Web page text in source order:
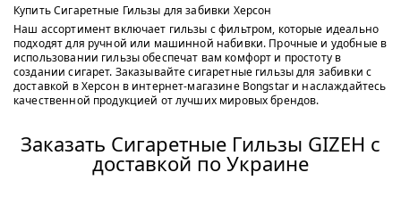
Купить Сигаретные Гильзы для забивки Херсон
Наш ассортимент включает гильзы с фильтром, которые идеально
подходят для ручной или машинной набивки. Прочные и удобные в
использовании гильзы обеспечат вам комфорт и простоту в
создании сигарет. Заказывайте сигаретные гильзы для забивки с
доставкой в Херсон в интернет-магазине Bongstar и наслаждайтесь
качественной продукцией от лучших мировых брендов.
Заказать Сигаретные Гильзы GIZEH с
доставкой по Украине